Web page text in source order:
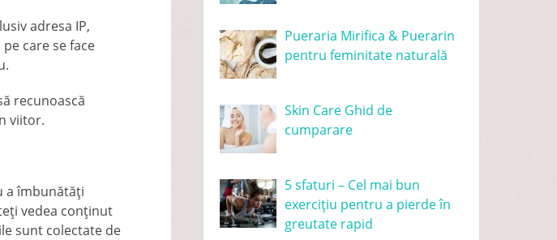
adresa IP,
care se face
recunoască
viitor.
a îmbunătăți
vedea conținut
sunt colectate de
Pueraria Mirifica & Puerarin
pentru feminitate naturală
Skin Care Ghid de
cumparare
5 sfaturi – Cel mai bun
exercițiu pentru a pierde în
greutate rapid